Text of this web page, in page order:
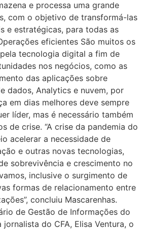
e processa uma grande
com o objetivo de transformá-las
e estratégicas, para todas as
eficientes São muitos os
tecnologia digital a fim de
nos negócios, como as
das aplicações sobre
dados, Analytics e nuvem, por
em dias melhores deve sempre
líder, mas é necessário também
de crise. “A crise da pandemia do
acelerar a necessidade de
e outras novas tecnologias,
sobrevivência e crescimento no
inclusive o surgimento de
formas de relacionamento entre
concluiu Mascarenhas.
de Gestão de Informações do
do CFA, Elisa Ventura, o